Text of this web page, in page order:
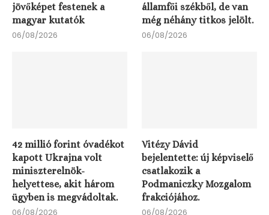
jövőképet festenek a
magyar kutatók
06/08/2026
államfői székből, de van
még néhány titkos jelölt.
06/08/2026
42 millió forint óvadékot
kapott Ukrajna volt
miniszterelnök-
helyettese, akit három
ügyben is megvádoltak.
06/08/2026
Vitézy Dávid
bejelentette: új képviselő
csatlakozik a
Podmaniczky Mozgalom
frakciójához.
06/08/2026